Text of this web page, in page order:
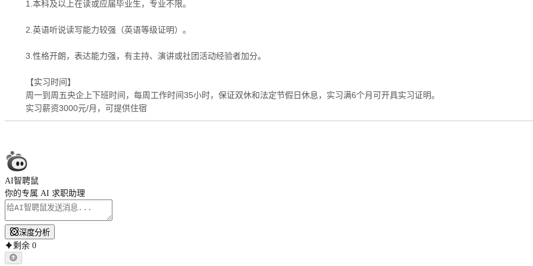
1.本科及以上在读或应届毕业生，专业不限。
2.英语听说读写能力较强（英语等级证明）。
3.性格开朗，表达能力强，有主持、演讲或社团活动经验者加分。
【实习时间】
周一到周五央企上下班时间，每周工作时间35小时，保证双休和法定节假日休息，实习满6个月可开具实习证明。
实习薪资3000元/月，可提供住宿
AI智聘鼠
你的专属 AI 求职助理
深度分析
剩余 0